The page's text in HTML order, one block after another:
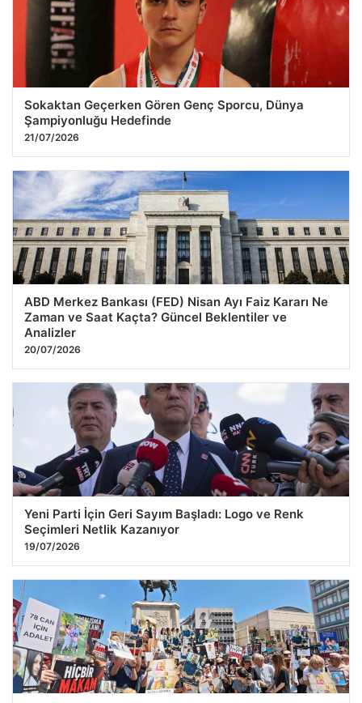
Sokaktan Geçerken Gören Genç Sporcu, Dünya
Şampiyonluğu Hedefinde
21/07/2026
ABD Merkez Bankası (FED) Nisan Ayı Faiz Kararı Ne
Zaman ve Saat Kaçta? Güncel Beklentiler ve
Analizler
20/07/2026
Yeni Parti İçin Geri Sayım Başladı: Logo ve Renk
Seçimleri Netlik Kazanıyor
19/07/2026